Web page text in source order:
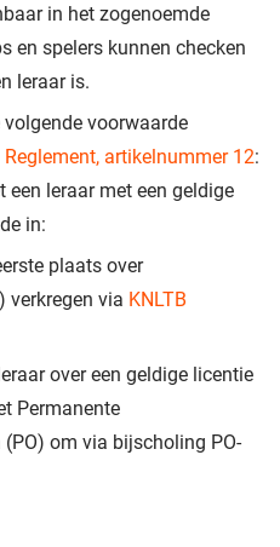
in het zogenoemde
en spelers kunnen checken
leraar is.
voorwaarde
artikelnummer 12:
leraar met een geldige
in:
plaats over
) verkregen via KNLTB
over een geldige licentie
Permanente
om via bijscholing PO-